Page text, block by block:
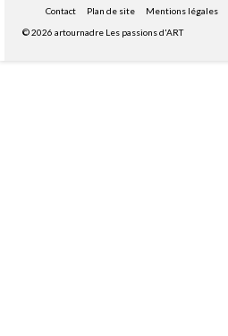
Contact Plan de site Mentions légales
© 2026 artournadre Les passions d'ART